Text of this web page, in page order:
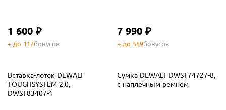
1 600 ₽
+ до 112бонусов
Вставка-лоток DEWALT
TOUGHSYSTEM 2.0,
DWST83407-1
7 990 ₽
+ до 559бонусов
Сумка DEWALT DWST74727-8,
с наплечным ремнем